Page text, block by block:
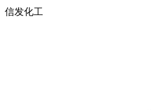
信发化工